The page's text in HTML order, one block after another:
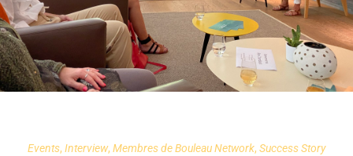
Events, Interview, Membres de Bouleau Network, Success Story